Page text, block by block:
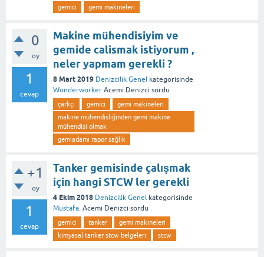
gemici
gemi makineleri
0
oy
1
cevap
Makine mühendisiyim ve
gemide calismak istiyorum ,
neler yapmam gerekli ?
8 Mart 2019 Denizcilik Genel kategorisinde
Wonderworker Acemi Denizci sordu
çarkçı gemici
gemi makineleri
makine mühendisliğinden gemi makine
mühendisi olmak
gemiadamı rapor sağlık
+1
oy
1
cevap
Tanker gemisinde çalışmak
için hangi STCW ler gerekli
4 Ekim 2018 Denizcilik Genel kategorisinde
Mustafa. Acemi Denizci sordu
gemici tanker
gemi makineleri
kimyasal tanker stcw belgeleri
stcw